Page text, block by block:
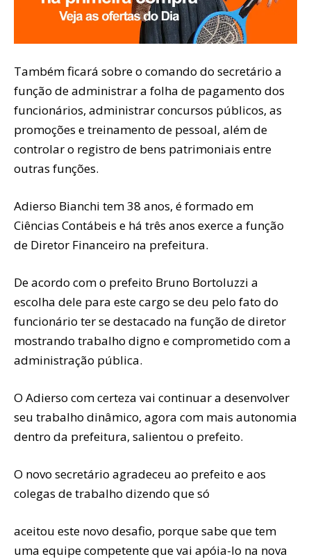
Também ficará sobre o comando do secretário a
função de administrar a folha de pagamento dos
funcionários, administrar concursos públicos, as
promoções e treinamento de pessoal, além de
controlar o registro de bens patrimoniais entre
outras funções.
Adierso Bianchi tem 38 anos, é formado em
Ciências Contábeis e há três anos exerce a função
de Diretor Financeiro na prefeitura.
De acordo com o prefeito Bruno Bortoluzzi a
escolha dele para este cargo se deu pelo fato do
funcionário ter se destacado na função de diretor
mostrando trabalho digno e comprometido com a
administração pública.
O Adierso com certeza vai continuar a desenvolver
seu trabalho dinâmico, agora com mais autonomia
dentro da prefeitura, salientou o prefeito.
O novo secretário agradeceu ao prefeito e aos
colegas de trabalho dizendo que só
aceitou este novo desafio, porque sabe que tem
uma equipe competente que vai apóia-lo na nova